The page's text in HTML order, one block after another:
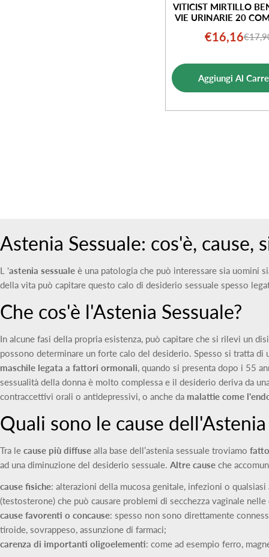
VITICIST MIRTILLO
VIE URINARIE 20
€16,16
Aggiungi Al
Astenia Sessuale: cos'è,
L 'astenia sessuale è una patologia che può interessare sia uomini
della vita può capitare questo calo di desiderio sessuale spesso
Che cos'è l'Astenia Sessuale?
In alcune fasi della propria esistenza, può capitare che si rilevi un
possono determinare un forte calo del desiderio. Spesso si tratta di
maschile legata a fattori ormonali, quando si presenta dopo i 55
sessualità della donna è molto complessa e il desiderio deriva da
contraccettivi orali o antidepressivi, o anche da malattie come
Quali sono le cause dell'Astenia
Tra le cause più diffuse alla base dell’astenia sessuale troviamo
ad una diminuzione del desiderio sessuale. Altre cause che
cause fisiche: alterazioni della mucosa genitale, infezioni o
(testosterone) che può causare problemi di secchezza vaginale
cause favorenti o concause: spesso non sono direttamente
tiroide, sovrappeso, assunzione di farmaci;
carenza di importanti oligoelementi: come ad esempio ferro,